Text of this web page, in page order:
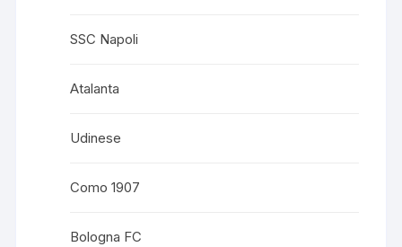
SSC Napoli
Atalanta
Udinese
Como 1907
Bologna FC